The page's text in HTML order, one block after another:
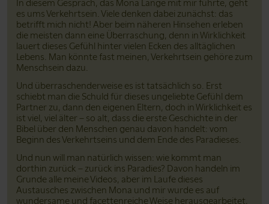
In diesem Gespräch, das Mona Lange mit mir führte, geht
es ums Verkehrtsein. Viele denken dabei zunächst: das
betrifft mich nicht! Aber beim näheren Hinsehen erleben
die meisten dann eine Überraschung, denn in Wirklichkeit
lauert dieses Gefühl hinter vielen Ecken des alltäglichen
Lebens. Man könnte fast meinen, Verkehrtsein gehöre zum
Menschsein dazu.
Und überraschenderweise es ist tatsächlich so. Erst
schiebt man die Schuld für dieses ungeliebte Gefühl dem
Partner zu, dann den eigenen Eltern, doch in Wirklichkeit es
ist viel, viel älter – so alt, dass die erste Geschichte in der
Bibel über den Menschen genau davon handelt: vom
Beginn des Verkehrtseins und dem Ende des Paradieses.
Und nun will man natürlich wissen: wie kommt man
dorthin zurück – zurück ins Paradies? Davon handeln im
Grunde alle meine Videos, aber im Laufe dieses
Austausches zwischen Mona und mir wurde es auf
wundersame und facettenreiche Weise herausgearbeitet,